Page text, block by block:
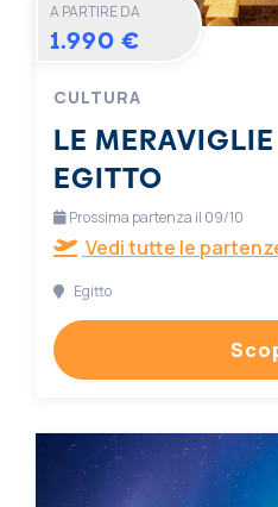
A PARTIRE DA
1.990 €
CULTURA
LE
EGITTO
Prossima partenza il 09/10
Vedi tutte le
Egitto